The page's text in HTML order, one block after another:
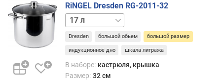
RiNGEL Dresden RG-2011-32
9 л11 л
Dresden большой обьем большой размер
индукционное дно шкала литража
В наборе: кастрюля, крышка
Размер: 32 см